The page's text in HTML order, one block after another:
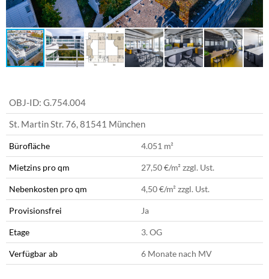
OBJ-ID: G.754.004
St. Martin Str. 76,81541 München
Bürofläche 4.051 m²
Mietzins pro qm 27,50 €/m² zzgl. Ust.
Nebenkosten pro qm 4,50 €/m² zzgl. Ust.
Provisionsfrei Ja
Etage 3. OG
Verfügbar ab 6 Monate nach MV